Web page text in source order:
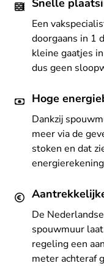
Snelle
Een
doorgaans in 1
kleine gaatjes
dus geen
Hoge
Dankzij
meer via de
stoken en dat
De
spouwmuur
regeling een
meter achteraf